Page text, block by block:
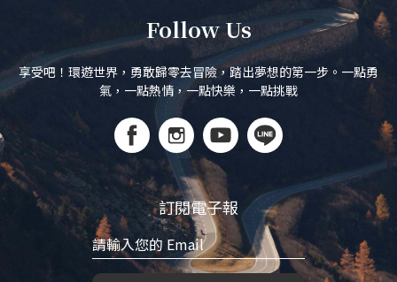
Follow Us
享受吧！環遊世界，勇敢歸零去冒險，踏出夢想的第一步。一點勇
氣，一點熱情，一點快樂，一點挑戰
訂閱電子報